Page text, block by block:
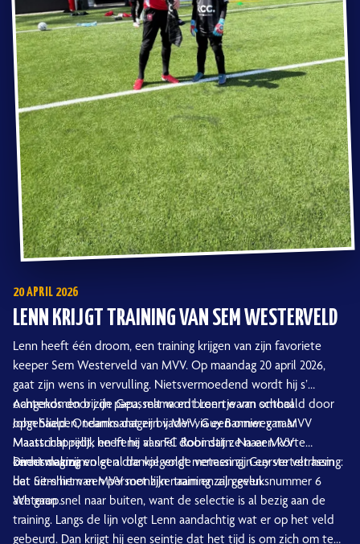
20 APRIL 2026
LENN KRIJGT TRAINING VAN SEM WESTERVELD
Lenn heeft één droom, een training krijgen van zijn favoriete
keeper Sem Westerveld van MVV. Op maandag 20 april 2026,
gaat zijn wens in vervulling. Nietsvermoedend wordt hij s’
ochtends door zijn papa, mama en broertje van school
opgehaald. Ondanks dat zijn vader via een omweg naar
Maastricht rijdt, heeft hij al snel door dat ze naar MVV
onderweg zijn.
Aangekomen bij de Geusselt wordt Lenn warm onthaald door
John Sliepen, teammanager bij MVV, Guy Bannier van MVV
Maatschappelijk en Irene van FC Robinstijn. Na een korte
kennismaking en een drankje volgt meteen zijn eerste verrassing:
het uit-shirt van MVV met zijn naam en zijn geluksnummer 6
achterop.
Direct daarna volgt al de volgende verrassing. Guy vertelt hem
dat Sem hem een persoonlijke training zal geven.
We gaan snel naar buiten, want de selectie is al bezig aan de
training. Langs de lijn volgt Lenn aandachtig wat er op het veld
gebeurd. Dan krijgt hij een seintje dat het tijd is om zich om te